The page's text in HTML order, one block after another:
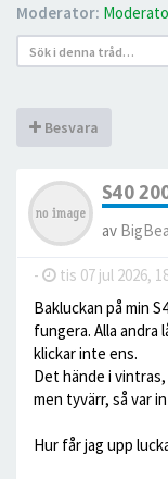
Moderator:
Besvara
S40
av
- tis 07 jul 2026,
Bakluckan på min
fungera. Alla andra
klickar inte ens.
Det hände i
men tyvärr, så var
Hur får jag upp